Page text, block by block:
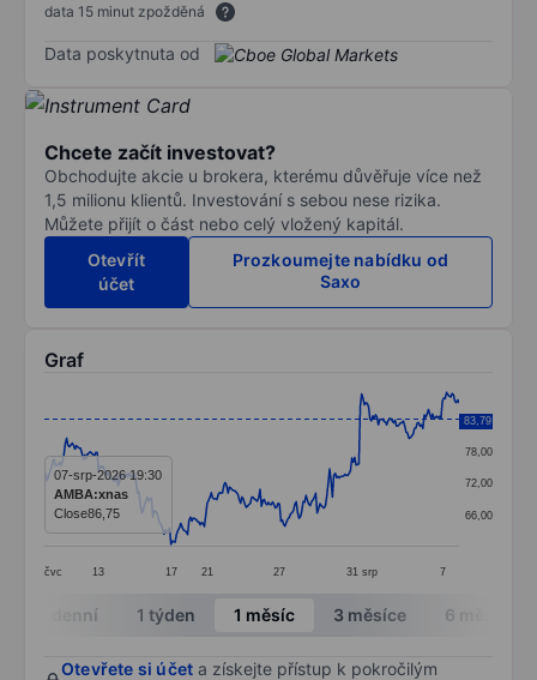
data 15 minut zpožděná
Data poskytnuta od
Chcete začít investovat?
Obchodujte akcie u brokera, kterému důvěřuje více než
1,5 milionu klientů. Investování s sebou nese rizika.
Můžete přijít o část nebo celý vložený kapitál.
Otevřít
účet
Prozkoumejte nabídku od
Saxo
Graf
Line chart with 299 data points.
The chart has 1 X axis displaying categories.
The chart has 1 Y axis displaying values. Data
čvc 13 17 21 27 31 srp 7
66,00
72,00
78,00
84,00
83,79
07-srp-2026 19:30
AMBA:xnas
Close86,75
End of interactive chart.
Intradenní 1 týden 1 měsíc 3 měsíce 6 měsíců
Otevřete si účet a získejte přístup k pokročilým